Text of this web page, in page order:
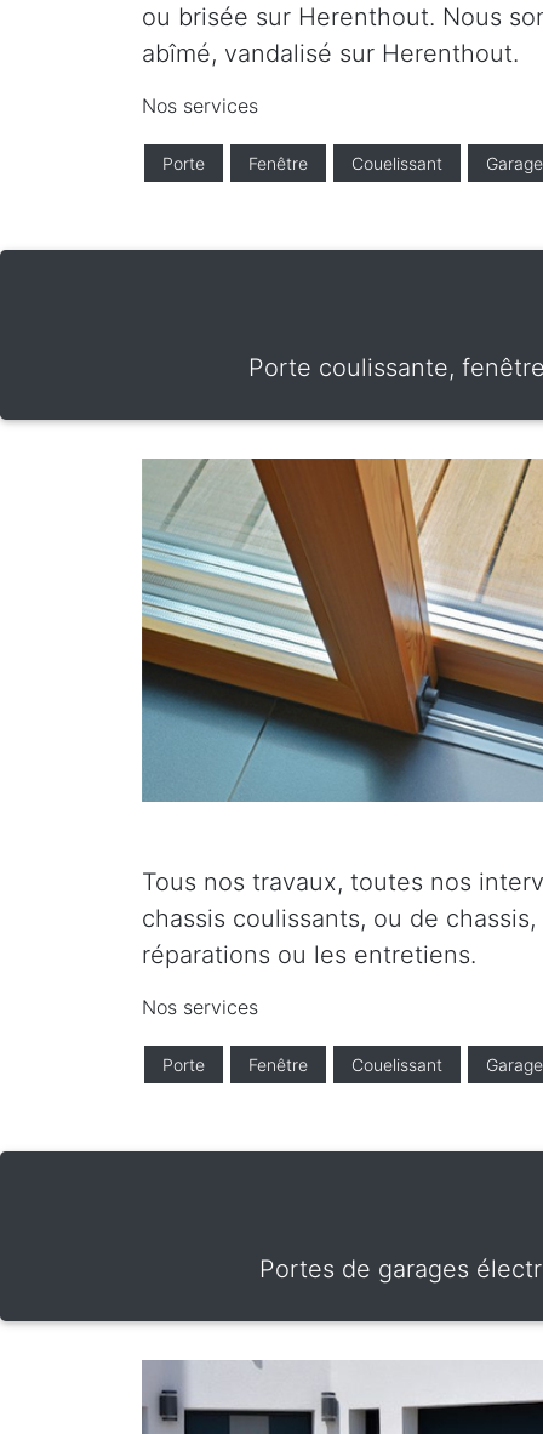
ou brisée sur Herenthout. Nous
abîmé, vandalisé sur Herenthout.
Nos services
Porte Fenêtre Couelissant Garage
Porte coulissante,
Tous nos travaux, toutes nos
chassis coulissants, ou de
réparations ou les entretiens.
Nos services
Porte Fenêtre Couelissant Garage
Portes de garages